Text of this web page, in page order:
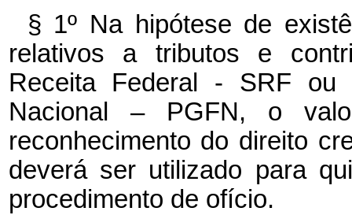
§ 1º Na hipótese de
relativos a tributos e
Receita Federal - SRF ou
Nacional – PGFN, o
reconhecimento do direito
deverá ser utilizado para
procedimento de ofício.